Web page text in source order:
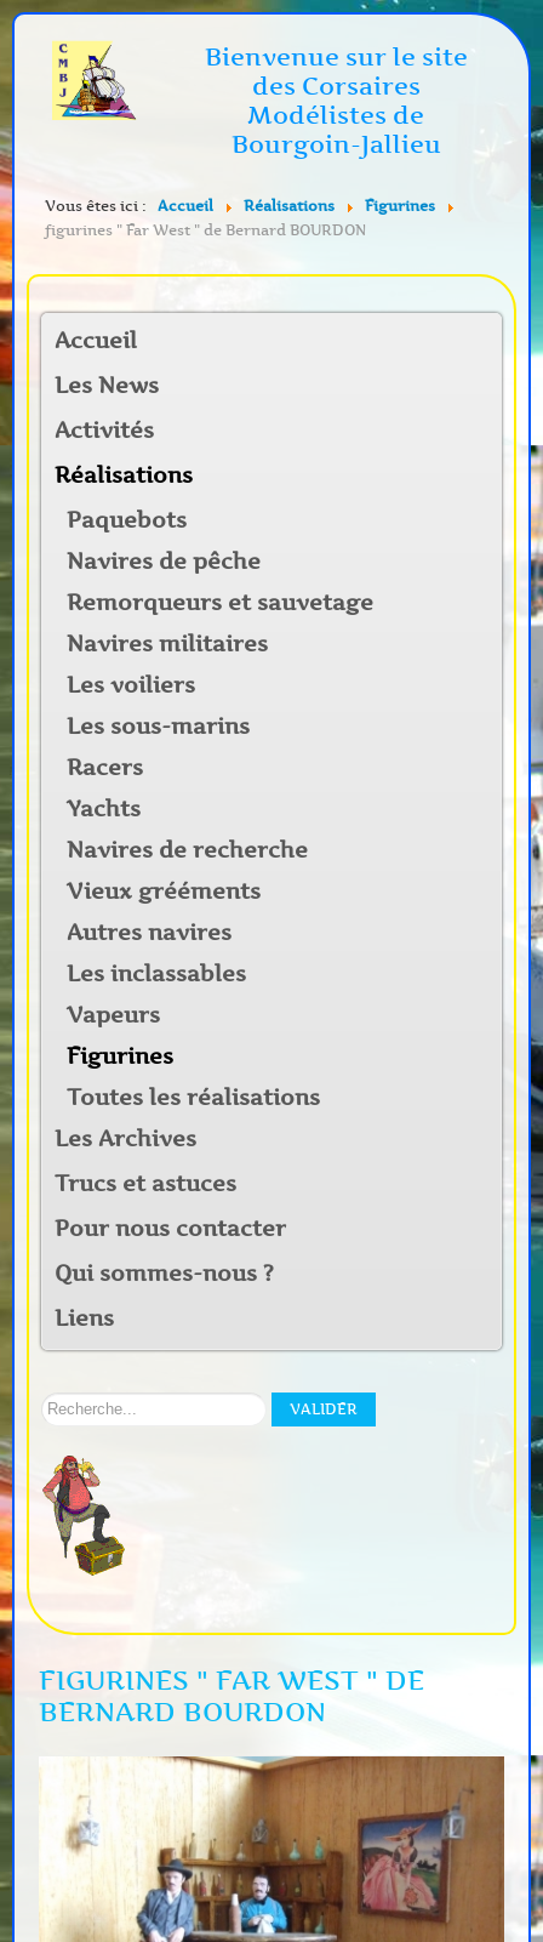
Bienvenue sur le site
des Corsaires
Modélistes de
Bourgoin-Jallieu
Vous êtes ici : Accueil Réalisations
Figurines
figurines " Far West " de Bernard BOURDON
Accueil
Les News
Activités
Réalisations
Paquebots
Navires de pêche
Remorqueurs et sauvetage
Navires militaires
Les voiliers
Les sous-marins
Racers
Yachts
Navires de recherche
Vieux grééments
Autres navires
Les inclassables
Vapeurs
Figurines
Toutes les réalisations
Les Archives
Trucs et astuces
Pour nous contacter
Qui sommes-nous ?
Liens
Rechercher
site:
VALIDER
FIGURINES " FAR WEST " DE
BERNARD BOURDON